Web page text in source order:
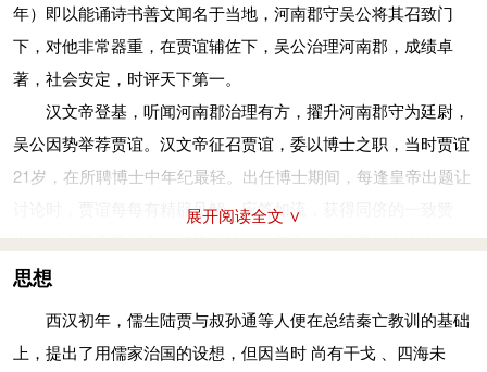
年）即以能诵诗书善文闻名于当地，河南郡守吴公将其召致门
下，对他非常器重，在贾谊辅佐下，吴公治理河南郡，成绩卓
著，社会安定，时评天下第一。
汉文帝登基，听闻河南郡治理有方，擢升河南郡守为廷尉，
吴公因势举荐贾谊。汉文帝征召贾谊，委以博士之职，当时贾谊
21岁，在所聘博士中年纪最轻。出任博士期间，每逢皇帝出题让
讨论时，贾谊每每有精辟见解，应答如流，获得同侪的一致赞
针砭时弊
展开阅读全文 ∨
思想
西汉初年，儒生陆贾与叔孙通等人便在总结秦亡教训的基础
上，提出了用儒家治国的设想，但因当时 尚有干戈 、四海未